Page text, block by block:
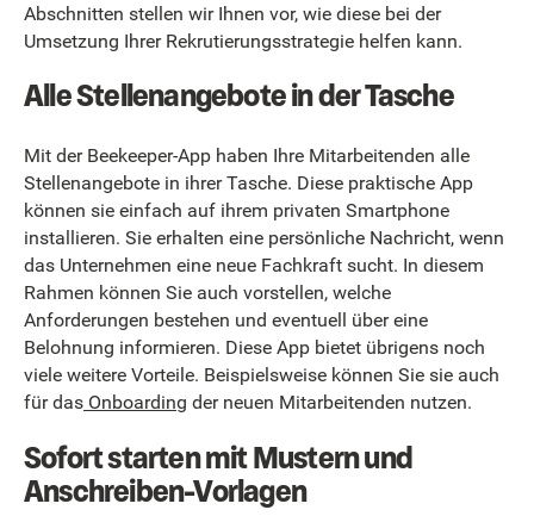
Abschnitten stellen wir Ihnen vor, wie diese bei der
Umsetzung Ihrer Rekrutierungsstrategie helfen kann.
Alle Stellenangebote in der Tasche
Mit der Beekeeper-App haben Ihre Mitarbeitenden alle
Stellenangebote in ihrer Tasche. Diese praktische App
können sie einfach auf ihrem privaten Smartphone
installieren. Sie erhalten eine persönliche Nachricht, wenn
das Unternehmen eine neue Fachkraft sucht. In diesem
Rahmen können Sie auch vorstellen, welche
Anforderungen bestehen und eventuell über eine
Belohnung informieren. Diese App bietet übrigens noch
viele weitere Vorteile. Beispielsweise können Sie sie auch
für das Onboarding der neuen Mitarbeitenden nutzen.
Sofort starten mit Mustern und
Anschreiben-Vorlagen